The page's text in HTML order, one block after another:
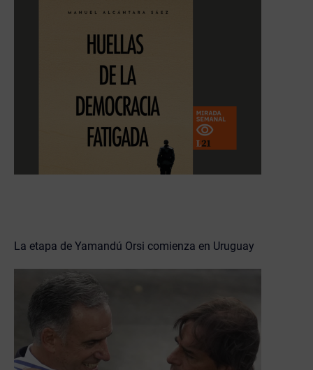
La etapa de Yamandú Orsi comienza en Uruguay